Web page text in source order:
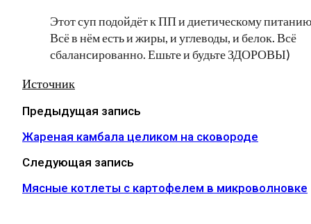
Этот суп подойдёт к ПП и диетическому
Всё в нём есть и жиры, и углеводы, и белок. Всё
сбалансированно. Ешьте и будьте ЗДОРОВЫ)
Источник
Предыдущая запись
Жареная камбала целиком на сковороде
Следующая запись
Мясные котлеты с картофелем в микроволновке